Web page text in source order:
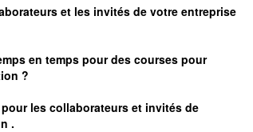
et les invités de votre entreprise
en temps pour des courses pour
?
les collaborateurs et invités de
.